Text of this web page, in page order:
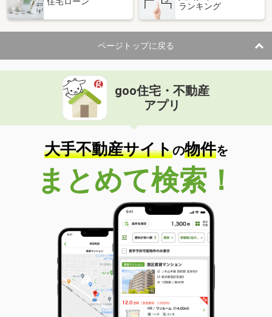
ランキング
ページトップに戻る
goo住宅・不動産
アプリ
大手不動産サイトの物件を
まとめて検索！